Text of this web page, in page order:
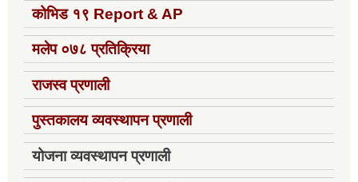
कोभिड १९ Report & AP
मलेप ०७८ प्रतिक्रिया
राजस्व प्रणाली
पुस्तकालय व्यवस्थापन प्रणाली
योजना व्यवस्थापन प्रणाली